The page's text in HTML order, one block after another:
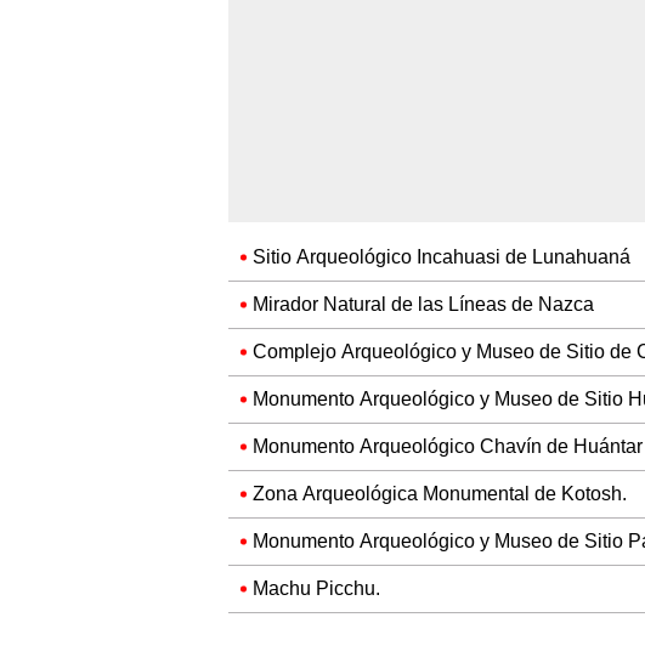
Sitio Arqueológico Incahuasi de Lunahuaná
Mirador Natural de las Líneas de Nazca
Complejo Arqueológico y Museo de Sitio de
Monumento Arqueológico y Museo de Sitio
Monumento Arqueológico Chavín de Huántar
Zona Arqueológica Monumental de Kotosh.
Monumento Arqueológico y Museo de Sitio
Machu Picchu.